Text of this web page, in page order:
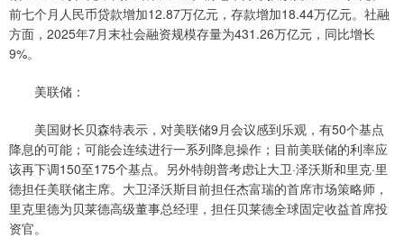
前七个月人民币贷款增加12.87万亿元，存款增加18.44万亿元。社融
方面，2025年7月末社会融资规模存量为431.26万亿元，同比增长
9%。
美联储：
美国财长贝森特表示，对美联储9月会议感到乐观，有50个基点
降息的可能；可能会连续进行一系列降息操作；目前美联储的利率应
该再下调150至175个基点。另外特朗普考虑让大卫·泽沃斯和里克·里
德担任美联储主席。大卫泽沃斯目前担任杰富瑞的首席市场策略师，
里克里德为贝莱德高级董事总经理，担任贝莱德全球固定收益首席投
资官。